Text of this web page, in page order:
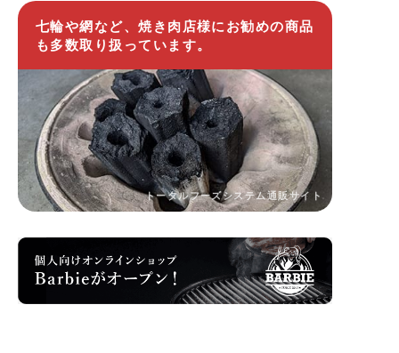
七輪や網など、焼き肉店様にお勧めの商品
も多数取り扱っています。
トータルフーズシステム通販サイト